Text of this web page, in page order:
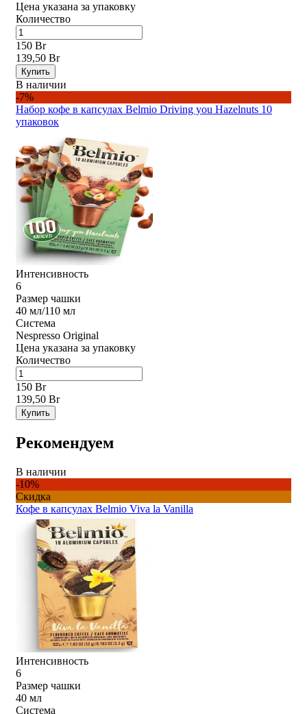
Цена указана за упаковку
Количество
150 Br
139,50 Br
Купить
В наличии
-7%
Набор кофе в капсулах Belmio Driving you Hazelnuts 10
упаковок
Интенсивность
6
Размер чашки
40 мл/110 мл
Система
Nespresso Original
Цена указана за упаковку
Количество
150 Br
139,50 Br
Купить
Рекомендуем
В наличии
-10%
Скидка
Кофе в капсулах Belmio Viva la Vanilla
Интенсивность
6
Размер чашки
40 мл
Система